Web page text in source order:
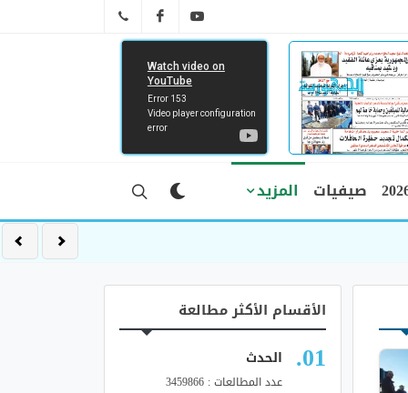
YT
FB
صيفيات المزيد
الأقسام الأكثر مطالعة
الحدث
عدد المطالعات : 3459866